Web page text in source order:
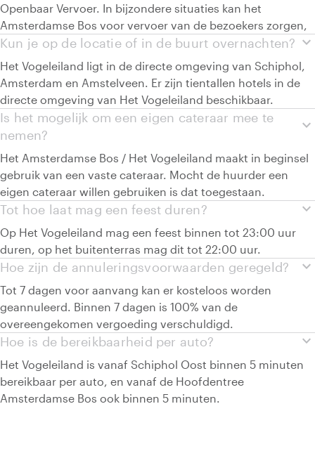
Openbaar Vervoer. In bijzondere situaties kan het
Amsterdamse Bos voor vervoer van de bezoekers zorgen,
expand_more
Kun je op de locatie of in de buurt overnachten?
Het Vogeleiland ligt in de directe omgeving van Schiphol,
Amsterdam en Amstelveen. Er zijn tientallen hotels in de
directe omgeving van Het Vogeleiland beschikbaar.
expand_more
Is het mogelijk om een eigen cateraar mee te
nemen?
Het Amsterdamse Bos / Het Vogeleiland maakt in beginsel
gebruik van een vaste cateraar. Mocht de huurder een
eigen cateraar willen gebruiken is dat toegestaan.
expand_more
Tot hoe laat mag een feest duren?
Op Het Vogeleiland mag een feest binnen tot 23:00 uur
duren, op het buitenterras mag dit tot 22:00 uur.
expand_more
Hoe zijn de annuleringsvoorwaarden geregeld?
Tot 7 dagen voor aanvang kan er kosteloos worden
geannuleerd. Binnen 7 dagen is 100% van de
overeengekomen vergoeding verschuldigd.
expand_more
Hoe is de bereikbaarheid per auto?
Het Vogeleiland is vanaf Schiphol Oost binnen 5 minuten
bereikbaar per auto, en vanaf de Hoofdentree
Amsterdamse Bos ook binnen 5 minuten.